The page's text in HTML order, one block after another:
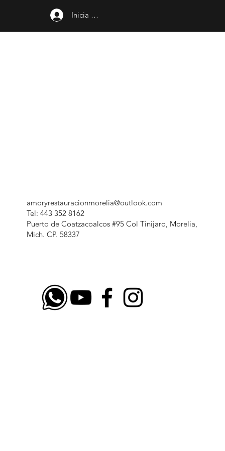
Inicia sesión
amoryrestauracionmorelia@outlook.com
Tel: 443 352 8162
Puerto de Coatzacoalcos #95 Col Tinijaro, Morelia,
Mich. CP. 58337